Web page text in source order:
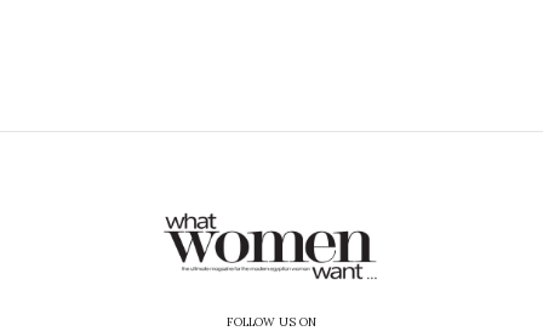
FOLLOW US ON